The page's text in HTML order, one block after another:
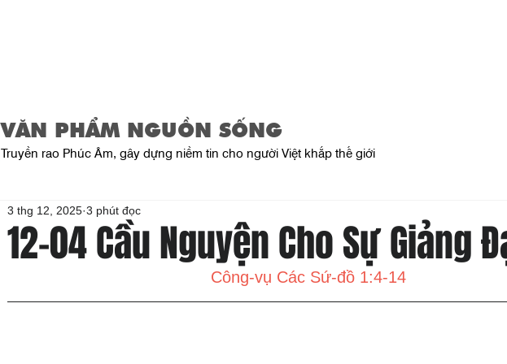
VĂN PHẨM NGUỒN SỐNG
Truyền rao Phúc Âm, gây dựng niềm tin cho người Việt khắp thế giới
12-04 Cầu Nguyện Cho Sự Giảng
3 thg 12, 2025 3 phút đọc
Công-vụ Các Sứ-đồ 1:4-14